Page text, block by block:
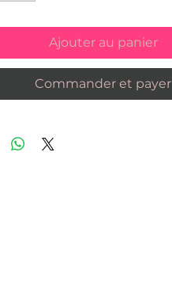
Ajouter au panier
Commander et payer